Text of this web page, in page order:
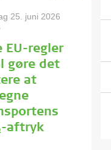
25. juni 2026
EU-regler
gøre det
at
aftryk